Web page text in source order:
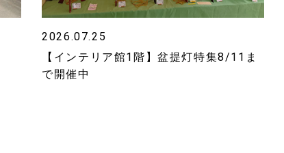
2026.07.25
【インテリア館1階】盆提灯特集8/11ま
で開催中